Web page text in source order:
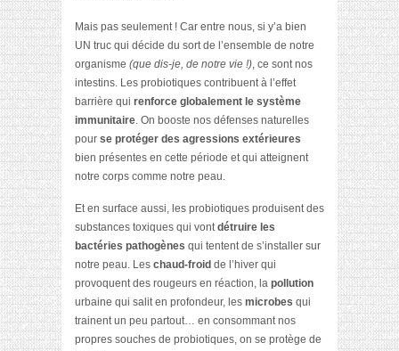
Mais pas seulement ! Car entre nous, si y’a bien
UN truc qui décide du sort de l’ensemble de notre
organisme (que dis-je, de notre vie !), ce sont nos
intestins. Les probiotiques contribuent à l’effet
barrière qui renforce globalement le système
immunitaire. On booste nos défenses naturelles
pour se protéger des agressions extérieures
bien présentes en cette période et qui atteignent
notre corps comme notre peau.
Et en surface aussi, les probiotiques produisent des
substances toxiques qui vontdétruire les
bactéries pathogènes qui tentent de s’installer sur
notre peau. Les chaud-froid de l’hiver qui
provoquent des rougeurs en réaction, la pollution
urbaine qui salit en profondeur, les microbes qui
trainent un peu partout… en consommant nos
propres souches de probiotiques, on se protège de